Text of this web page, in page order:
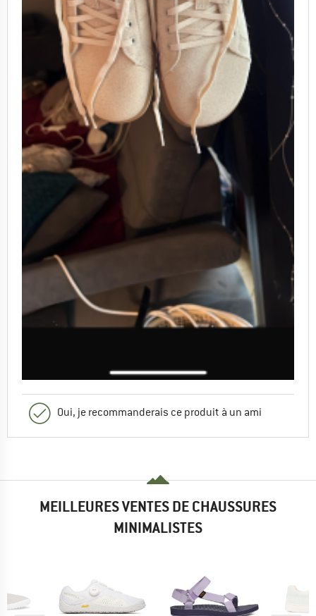
Oui, je recommanderais ce produit à un ami
MEILLEURES VENTES DE CHAUSSURES
MINIMALISTES